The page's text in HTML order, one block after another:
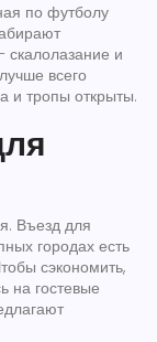
по футболу
скалолазание и
всего
и тропы открыты.
Въезд для
городах есть
сэкономить,
на гостевые